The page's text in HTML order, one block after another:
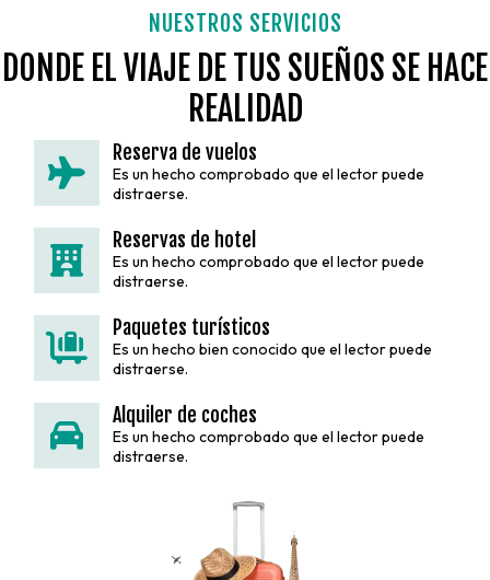
NUESTROS SERVICIOS
DONDE EL VIAJE DE TUS SUEÑOS SE HACE
REALIDAD
Reserva de vuelos
Es un hecho comprobado que el lector puede
distraerse.
Reservas de hotel
Es un hecho comprobado que el lector puede
distraerse.
Paquetes turísticos
Es un hecho bien conocido que el lector puede
distraerse.
Alquiler de coches
Es un hecho comprobado que el lector puede
distraerse.